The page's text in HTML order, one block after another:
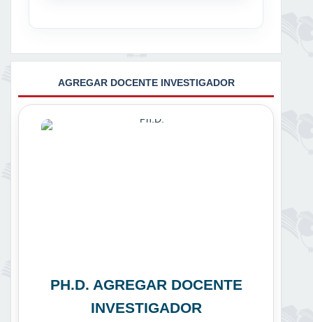
AGREGAR DOCENTE INVESTIGADOR
PH.D. AGREGAR DOCENTE
INVESTIGADOR